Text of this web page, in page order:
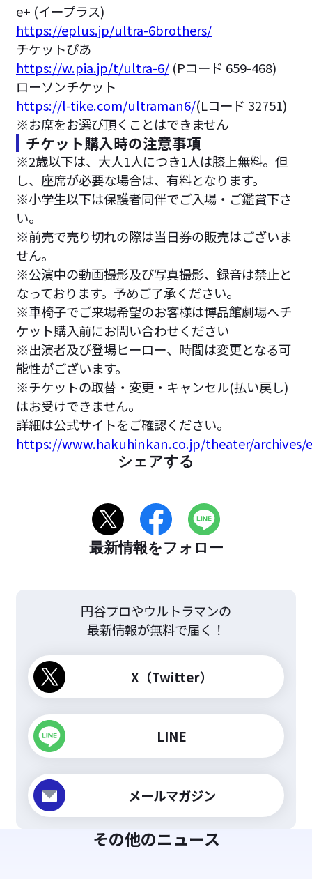
e+ (イープラス)
https://eplus.jp/ultra-6brothers/
チケットぴあ
https://w.pia.jp/t/ultra-6/(Pコード 659-468)
ローソンチケット
https://l-tike.com/ultraman6/(Lコード 32751)
※お席をお選び頂くことはできません
チケット購入時の注意事項
※2歳以下は、大人1人につき1人は膝上無料。但
し、座席が必要な場合は、有料となります。
※小学生以下は保護者同伴でご入場・ご鑑賞下さ
い。
※前売で売り切れの際は当日券の販売はございま
せん。
※公演中の動画撮影及び写真撮影、録音は禁止と
なっております。予めご了承ください。
※車椅子でご来場希望のお客様は博品館劇場へチ
ケット購入前にお問い合わせください
※出演者及び登場ヒーロー、時間は変更となる可
能性がございます。
※チケットの取替・変更・キャンセル(払い戻し)
はお受けできません。
詳細は公式サイトをご確認ください。
https://www.hakuhinkan.co.jp/theater/archives/
シェアする
最新情報をフォロー
円谷プロやウルトラマンの
最新情報が無料で届く！
X（Twitter）
LINE
メールマガジン
その他のニュース